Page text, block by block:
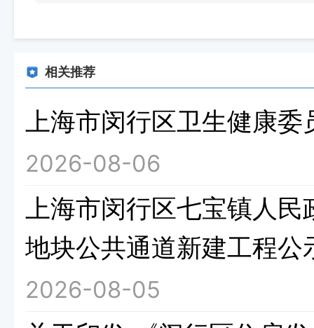
相关推荐
上海市闵行区卫生健康
2026-08-06
上海市闵行区七宝镇人民
地块公共通道新建工程公
2026-08-05